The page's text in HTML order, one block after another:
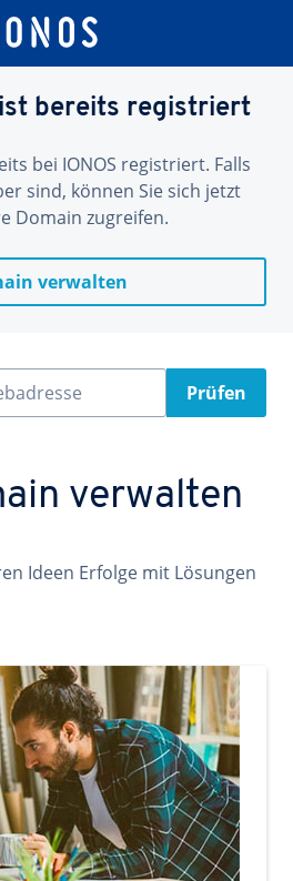
bereits registriert
bei IONOS registriert. Falls
sind, können Sie sich jetzt
Domain zugreifen.
verwalten
Prüfen
verwalten
Ideen Erfolge mit Lösungen